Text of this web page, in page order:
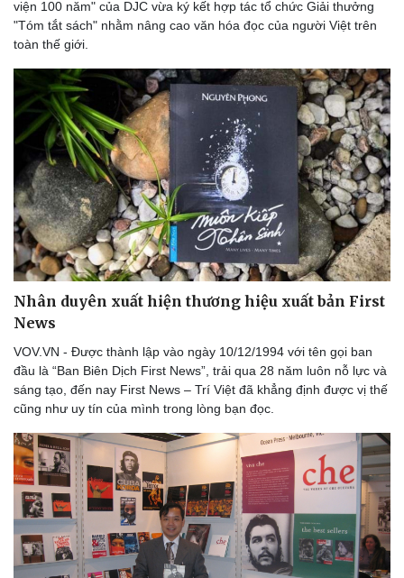
Du lịch
Tư vấn
Săn Tour
check-in
Podcast
Câu chuyện thời sự
Đọc truyện đêm khuya
Cửa sổ tình yêu
Kể chuyện cho bé
Hạt giống tâm hồn
viện 100 năm" của DJC vừa ký kết hợp tác tổ chức Giải thưởng
"Tóm tắt sách" nhằm nâng cao văn hóa đọc của người Việt trên
toàn thế giới.
Nhân duyên xuất hiện thương hiệu xuất bản First
News
VOV.VN - Được thành lập vào ngày 10/12/1994 với tên gọi ban
đầu là “Ban Biên Dịch First News”, trải qua 28 năm luôn nỗ lực và
sáng tạo, đến nay First News – Trí Việt đã khẳng định được vị thế
cũng như uy tín của mình trong lòng bạn đọc.